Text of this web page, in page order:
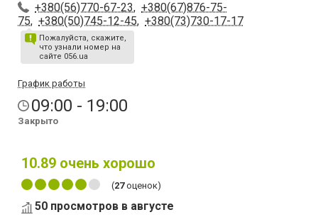
+380(56)770-67-23, +380(67)876-75-
75, +380(50)745-12-45, +380(73)730-17-17
Пожалуйста, скажите,
что узнали номер на
сайте 056.ua
График работы
09:00 - 19:00
Закрыто
10.89 очень хорошо
(27оценок)
50 просмотров в августе